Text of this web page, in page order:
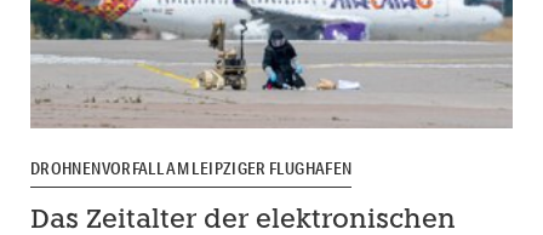
DROHNENVORFALL AM LEIPZIGER FLUGHAFEN
Das Zeitalter der elektronischen